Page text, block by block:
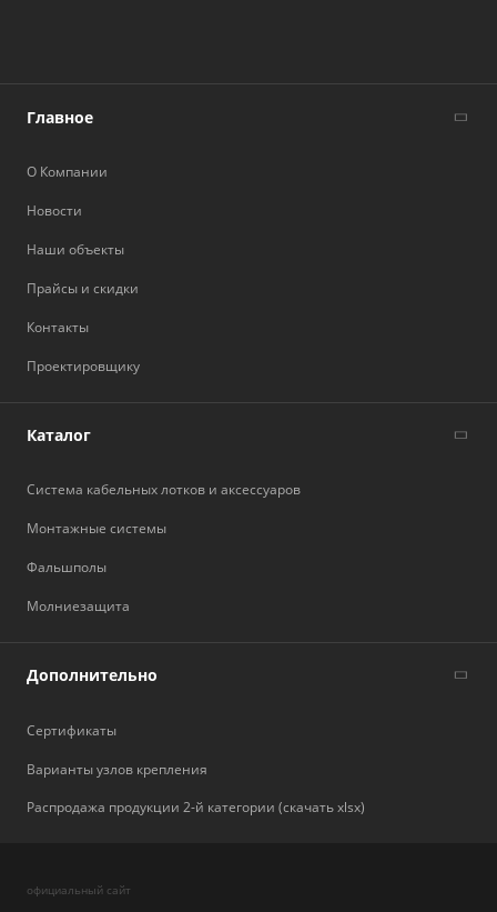
Главное
О Компании
Новости
Наши объекты
Прайсы и скидки
Контакты
Проектировщику
Каталог
Система кабельных лотков и аксессуаров
Монтажные системы
Фальшполы
Молниезащита
Дополнительно
Сертификаты
Варианты узлов крепления
Распродажа продукции 2-й категории (скачать xlsx)
официальный сайт